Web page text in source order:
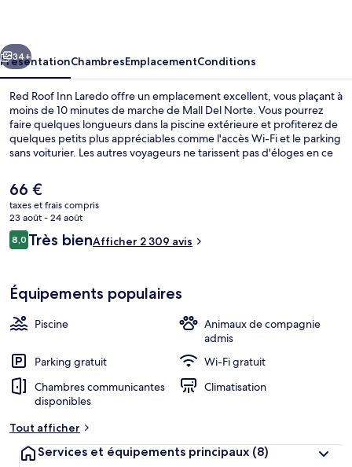
Suivant
34+
PrésentationChambresEmplacementConditions
Red Roof Inn Laredo offre un emplacement excellent, vous plaçant à
moins de 10 minutes de marche de Mall Del Norte. Vous pourrez
faire quelques longueurs dans la piscine extérieure et profiterez de
quelques petits plus appréciables comme l'accès Wi-Fi et le parking
sans voiturier. Les autres voyageurs ne tarissent pas d'éloges en ce
Le
prix
actuel
est
de
66 €
taxes et frais compris
23 août - 24 août
Avis
voyageurs
8,08,0 sur 10
Très bienAfficher 2 309 avis
Équipements populaires
Piscine
Animaux de compagnie
admis
Parking gratuit
Wi-Fi gratuit
Chambres communicantes
disponibles
Climatisation
Tout afficher
Services et équipements principaux (8)